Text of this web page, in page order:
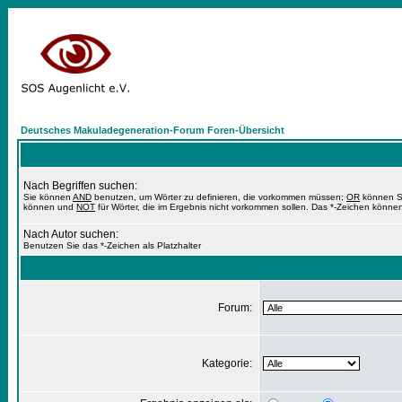
Deutsches Makuladegeneration-Forum Foren-Übersicht
Nach Begriffen suchen:
Sie können AND benutzen, um Wörter zu definieren, die vorkommen müssen; OR können
können und NOT für Wörter, die im Ergebnis nicht vorkommen sollen. Das *-Zeichen
Nach Autor suchen:
Benutzen Sie das *-Zeichen als Platzhalter
Forum:
Kategorie: